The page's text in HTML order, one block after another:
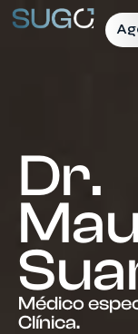
Dr.
Médico
Clínica.